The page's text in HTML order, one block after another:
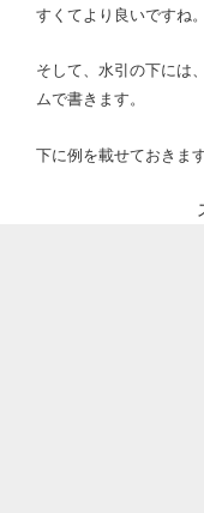
すくてより良いですね。
そして、水引の下には
ムで書きます。
下に例を載せておきます